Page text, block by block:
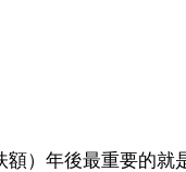
）年後最重要的